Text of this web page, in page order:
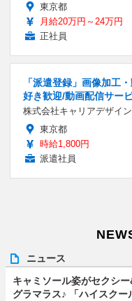
東京都
月給20万円～24万円
正社員
「派遣登録」画像加工
好き歓迎/動画配信サー
株式会社キャリアデザイ
東京都
時給1,800円
派遣社員
ニュース
キャミソール姿がセクシ
グラマラス♪ 「ハイスクー